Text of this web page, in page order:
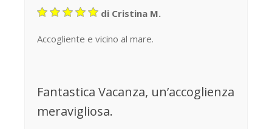
di Cristina M.
Accogliente e vicino al mare.
Fantastica Vacanza, un’accoglienza
meravigliosa.